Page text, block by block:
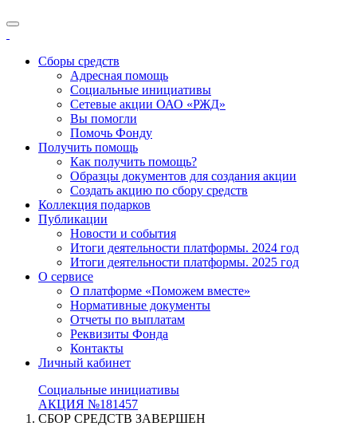
Сборы средств
Адресная помощь
Социальные инициативы
Сетевые акции ОАО «РЖД»
Вы помогли
Помочь Фонду
Получить помощь
Как получить помощь?
Образцы документов для создания акции
Создать акцию по сбору средств
Коллекция подарков
Публикации
Новости и события
Итоги деятельности платформы. 2024 год
Итоги деятельности платформы. 2025 год
О сервисе
О платформе «Поможем вместе»
Нормативные документы
Отчеты по выплатам
Реквизиты Фонда
Контакты
Личный кабинет
Социальные инициативы
АКЦИЯ №181457
СБОР СРЕДСТВ ЗАВЕРШЕН